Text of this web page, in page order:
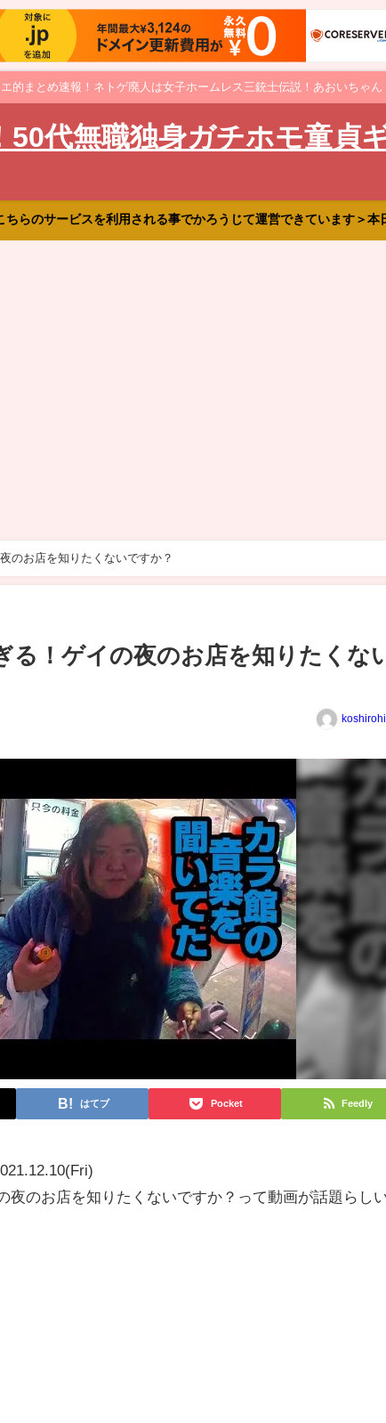
的まとめ速報！ネトゲ廃人は女子ホームレス三銃士伝説！あおいちゃ
代無職独身ガチホモ童貞
らのサービスを利用される事でかろうじて運営できています＞
のお店を知りたくないですか？
る！ゲイの夜のお店を知りたくな
はてブ Pocket Feedly
夜のお店を知りたくないですか？って動画が話題らし